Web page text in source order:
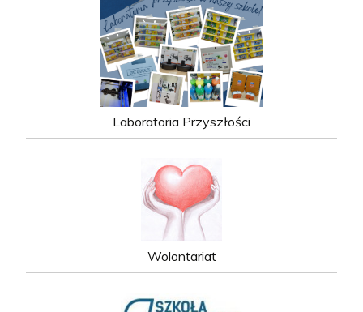
Laboratoria Przyszłości
Wolontariat